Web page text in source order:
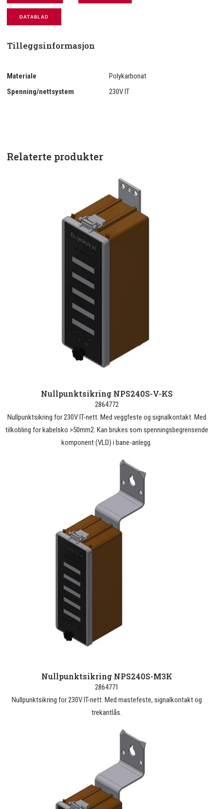
DATABLAD
Tilleggsinformasjon
Materiale
Polykarbonat
Spenning/nettsystem
230V IT
Relaterte produkter
Nullpunktsikring NPS240S-V-KS
2864772
Nullpunktsikring for 230V IT-nett. Med veggfeste og signalkontakt. Med
tilkobling for kabelsko >50mm2. Kan brukes som spenningsbegrensende
komponent (VLD) i bane-anlegg.
Nullpunktsikring NPS240S-M3K
2864771
Nullpunktsikring for 230V IT-nett. Med mastefeste, signalkontakt og
trekantlås.